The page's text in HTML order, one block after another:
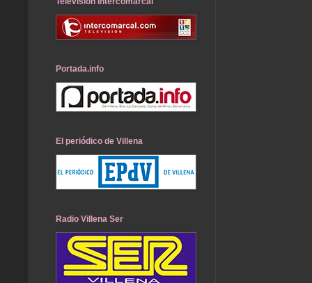
Portada.info
El periódico de Villena
Radio Villena Ser